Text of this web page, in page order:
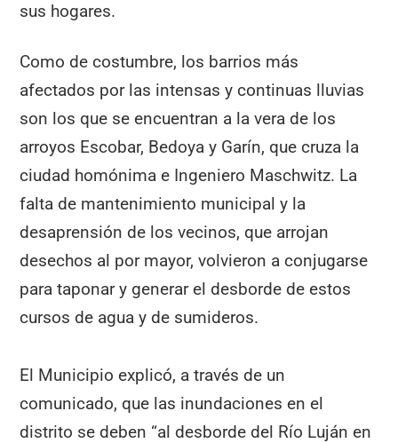
sus hogares.
Como de costumbre, los barrios más
afectados por las intensas y continuas lluvias
son los que se encuentran a la vera de los
arroyos Escobar, Bedoya y Garín, que cruza la
ciudad homónima e Ingeniero Maschwitz. La
falta de mantenimiento municipal y la
desaprensión de los vecinos, que arrojan
desechos al por mayor, volvieron a conjugarse
para taponar y generar el desborde de estos
cursos de agua y de sumideros.
El Municipio explicó, a través de un
comunicado, que las inundaciones en el
distrito se deben “al desborde del Río Luján en